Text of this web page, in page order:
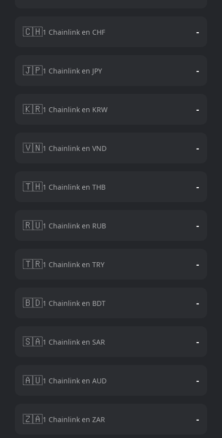
🇨🇭1 Chainlink en CHF -
🇯🇵1 Chainlink en JPY -
🇰🇷1 Chainlink en KRW -
🇻🇳1 Chainlink en VND -
🇹🇭1 Chainlink en THB -
🇷🇺1 Chainlink en RUB -
🇹🇷1 Chainlink en TRY -
🇧🇩1 Chainlink en BDT -
🇸🇦1 Chainlink en SAR -
🇦🇺1 Chainlink en AUD -
🇿🇦1 Chainlink en ZAR -